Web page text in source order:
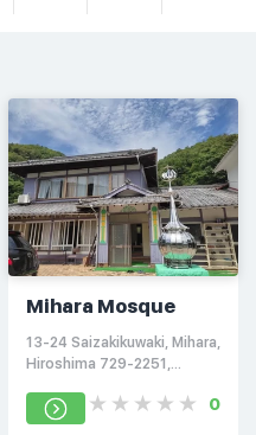
Mihara Mosque
13-24 Saizakikuwaki, Mihara,
Hiroshima 729-2251,
0